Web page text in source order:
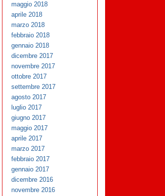
maggio 2018
aprile 2018
marzo 2018
febbraio 2018
gennaio 2018
dicembre 2017
novembre 2017
ottobre 2017
settembre 2017
agosto 2017
luglio 2017
giugno 2017
maggio 2017
aprile 2017
marzo 2017
febbraio 2017
gennaio 2017
dicembre 2016
novembre 2016